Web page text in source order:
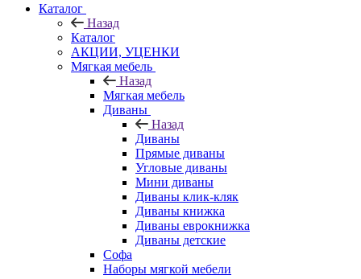
Каталог
Назад
Каталог
АКЦИИ, УЦЕНКИ
Мягкая мебель
Назад
Мягкая мебель
Диваны
Назад
Диваны
Прямые диваны
Угловые диваны
Мини диваны
Диваны клик-кляк
Диваны книжка
Диваны еврокнижка
Диваны детские
Софа
Наборы мягкой мебели